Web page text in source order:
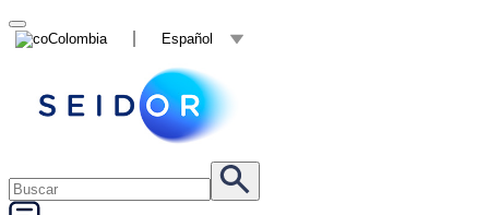
Colombia Español